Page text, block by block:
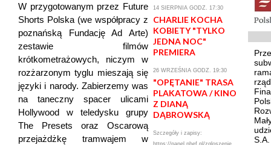
W przygotowanym przez Future
Shorts Polska (we współpracy z
poznańską Fundację Ad Arte)
zestawie filmów
krótkometrażowych, niczym w
rozżarzonym tyglu mieszają się
języki i narody. Zabierzemy was
na taneczny spacer ulicami
Hollywood w teledysku grupy
The Presets oraz Oscarową
przejażdżkę tramwajem w
14 SIERPNIA GODZ. 17:30
CHARLIE KOCHA
KOBIETY "TYLKO
JEDNA NOC"
PREMIERA
26 WRZEŚNIA GODZ. 19:30
"OPĘTANIE" TRASA
PLAKATOWA / KINO
Z DIANĄ
DĄBROWSKĄ
Szczegóły i zapisy:
https://panel.nhef.pl/zgloszenie
S.A.